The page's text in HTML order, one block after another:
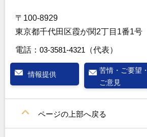
〒100-8929
東京都千代田区霞が関2丁目1番1号
電話： 03-3581-4321 （代表）
情報提供
苦情・ご要望・
ご意見
ページの上部へ戻る